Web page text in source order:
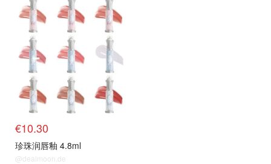
€10.30
珍珠润唇釉 4.8ml
@dealmoon.de